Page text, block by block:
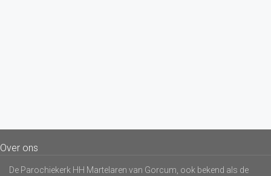
Over ons
De Parochiekerk HH Martelaren van Gorcum, ook bekend als de